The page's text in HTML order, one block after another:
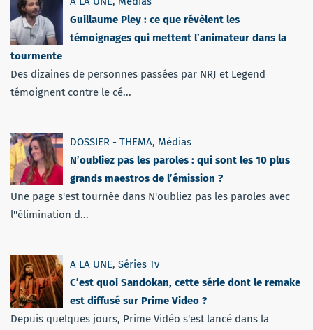
Guillaume Pley : ce que révèlent les
témoignages qui mettent l’animateur dans la
tourmente
Des dizaines de personnes passées par NRJ et Legend
témoignent contre le cé...
DOSSIER - THEMA, Médias
N’oubliez pas les paroles : qui sont les 10 plus
grands maestros de l’émission ?
Une page s'est tournée dans N'oubliez pas les paroles avec
l''élimination d...
A LA UNE, Séries Tv
C’est quoi Sandokan, cette série dont le remake
est diffusé sur Prime Video ?
Depuis quelques jours, Prime Vidéo s'est lancé dans la